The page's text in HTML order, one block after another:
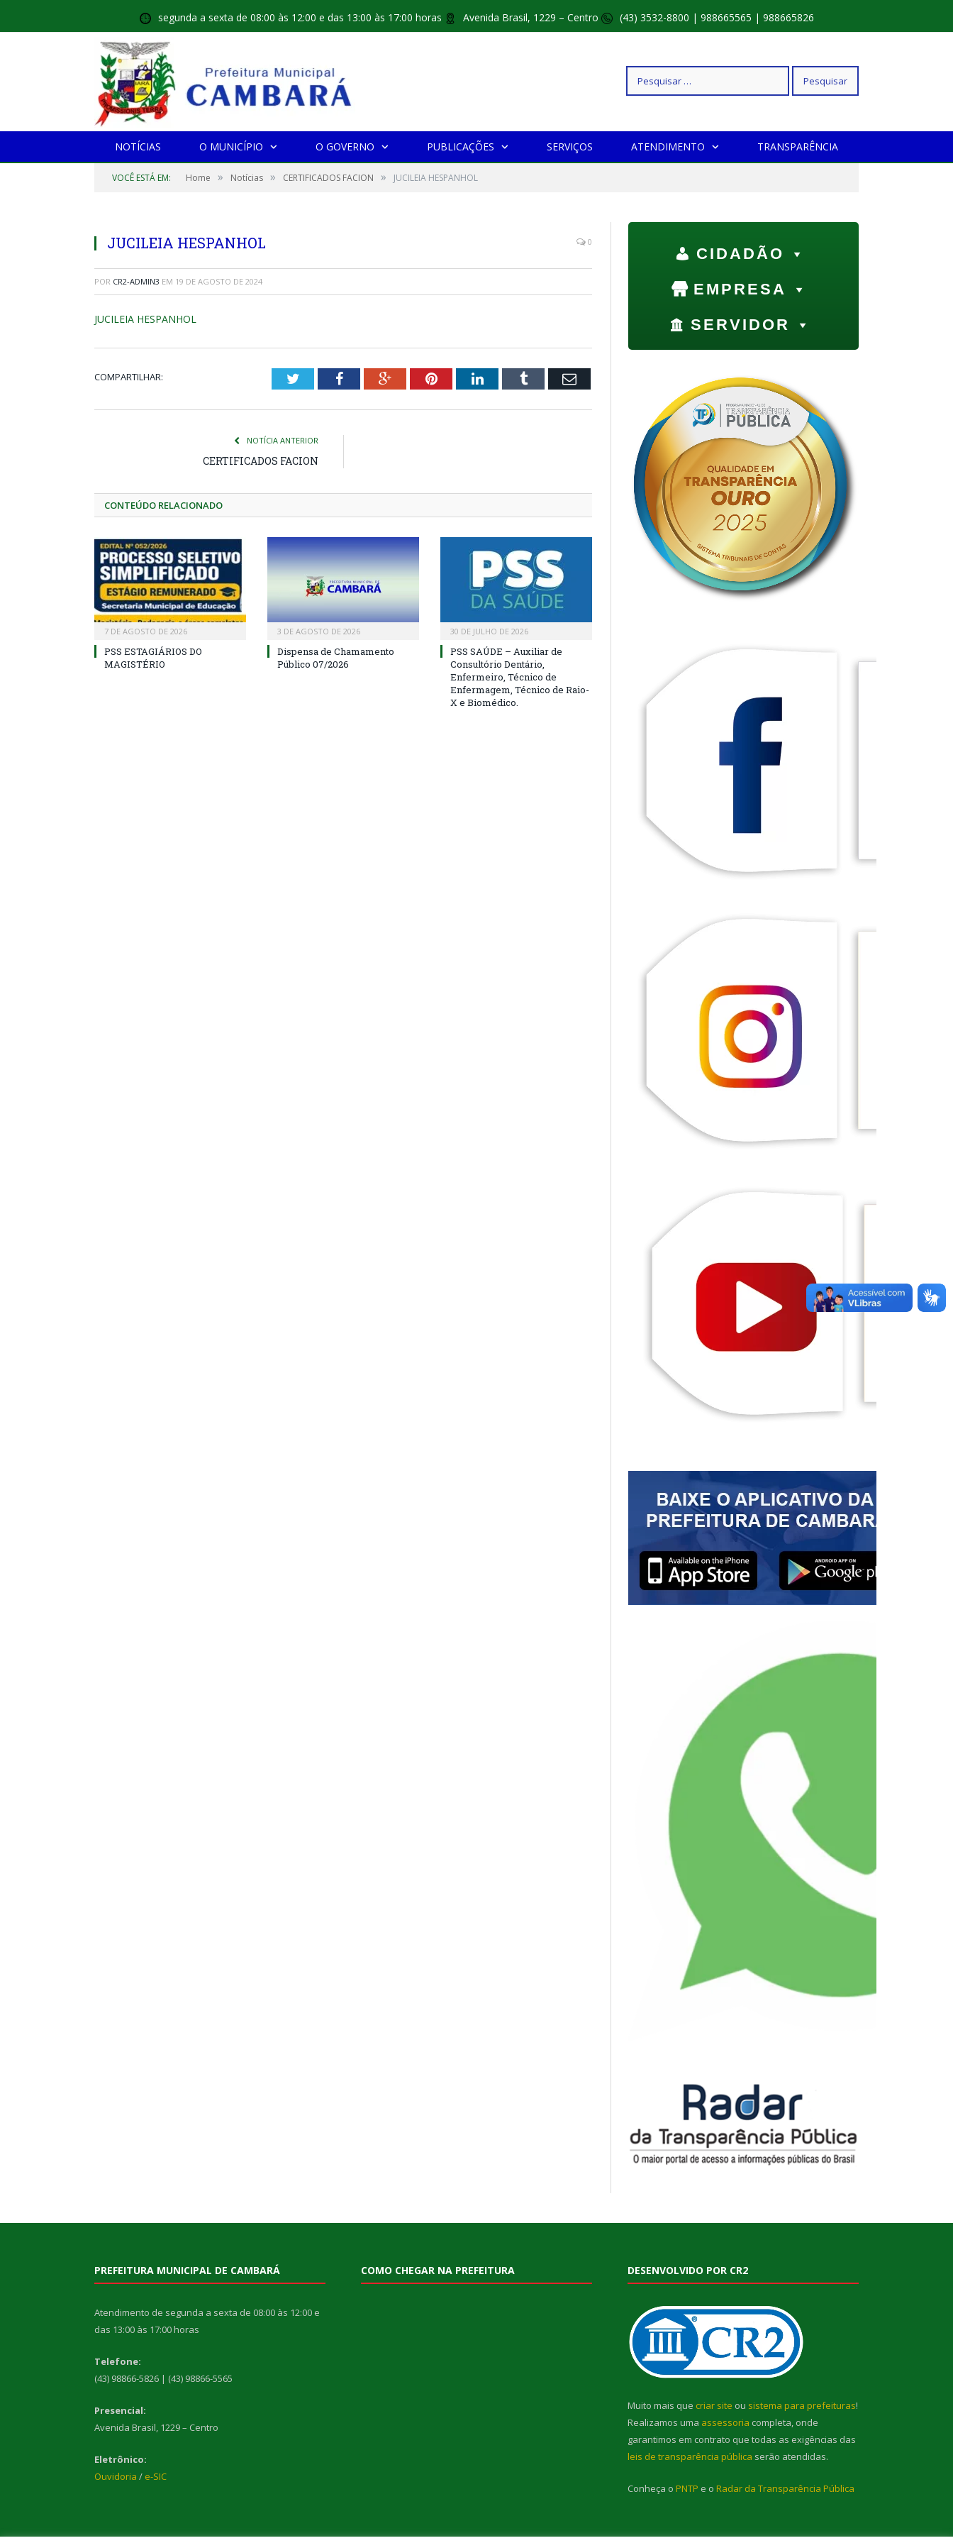
segunda a sexta de 08:00 às 12:00 e das 13:00 às 17:00 horas Avenida Brasil, 1229 – Centro (43) 3532-8800 | 988665565 | 988665826
Pesquisar
NOTÍCIAS O MUNICÍPIO O GOVERNO PUBLICAÇÕES SERVIÇOS ATENDIMENTO TRANSPARÊNCIA
VOCÊ ESTÁ EM: Home » Notícias » CERTIFICADOS FACION » JUCILEIA HESPANHOL
JUCILEIA HESPANHOL 0
POR CR2-ADMIN3 EM 19 DE AGOSTO DE 2024
JUCILEIA HESPANHOL
COMPARTILHAR: TwitterFacebookGoogle+PinterestLinkedInTumblr Email
NOTÍCIA ANTERIOR
CERTIFICADOS FACION
CONTEÚDO RELACIONADO
7 DE AGOSTO DE 2026
PSS ESTAGIÁRIOS DO
MAGISTÉRIO
3 DE AGOSTO DE 2026
Dispensa de Chamamento
Público 07/2026
30 DE JULHO DE 2026
PSS SAÚDE – Auxiliar de
Consultório Dentário,
Enfermeiro, Técnico de
Enfermagem, Técnico de Raio-
X e Biomédico.
CIDADÃO
EMPRESA
SERVIDOR
PREFEITURA MUNICIPAL DE CAMBARÁ
Atendimento de segunda a sexta de 08:00 às 12:00 e
das 13:00 às 17:00 horas
Telefone:
(43) 98866-5826 | (43) 98866-5565
Presencial:
Avenida Brasil, 1229 – Centro
Eletrônico:
Ouvidoria / e-SIC
COMO CHEGAR NA PREFEITURA DESENVOLVIDO POR CR2
Muito mais que criar site ou sistema para prefeituras!
Realizamos uma assessoria completa, onde
garantimos em contrato que todas as exigências das
leis de transparência pública serão atendidas.
Conheça o PNTP e o Radar da Transparência Pública